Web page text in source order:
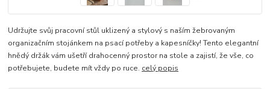
Udržujte svůj pracovní stůl uklizený a stylový s naším žebrovaným
organizačním stojánkem na psací potřeby a kapesníčky! Tento elegantní
hnědý držák vám ušetří drahocenný prostor na stole a zajistí, že vše, co
potřebujete, budete mít vždy po ruce. celý popis